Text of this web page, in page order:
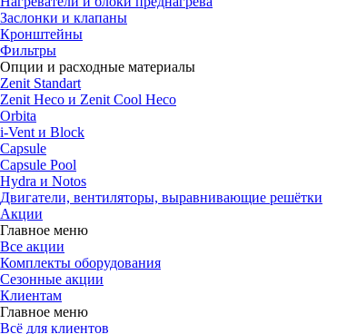
Заслонки и клапаны
Кронштейны
Фильтры
Опции и расходные материалы
Zenit Standart
Zenit Heco и Zenit Cool Heco
Orbita
i-Vent и Block
Capsule
Capsule Pool
Hydra и Notos
Двигатели, вентиляторы, выравнивающие решётки
Акции
Главное меню
Все акции
Комплекты оборудования
Сезонные акции
Клиентам
Главное меню
Всё для клиентов